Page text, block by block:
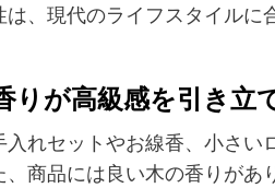
、現代のライフスタイルに
りが高級感を引き立
れセットやお線香、小さい
商品には良い木の香りがあ